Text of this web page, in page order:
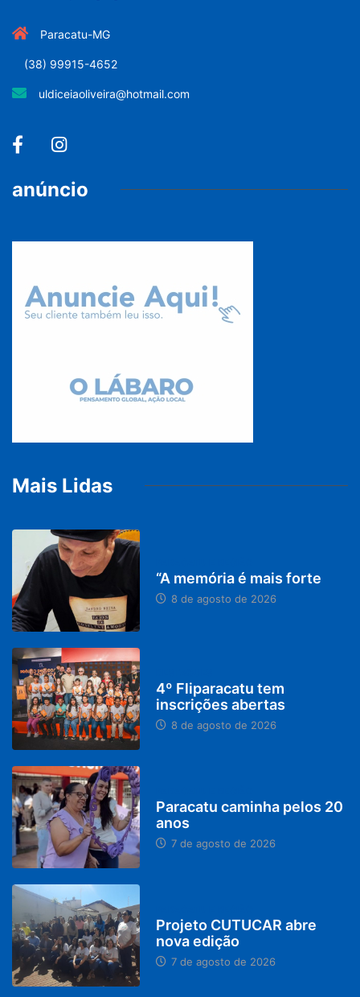
Paracatu-MG
(38) 99915-4652
uldiceiaoliveira@hotmail.com
anúncio
Mais Lidas
“A memória é mais forte
8 de agosto de 2026
4º Fliparacatu tem
inscrições abertas
8 de agosto de 2026
Paracatu caminha pelos 20
anos
7 de agosto de 2026
Projeto CUTUCAR abre
nova edição
7 de agosto de 2026